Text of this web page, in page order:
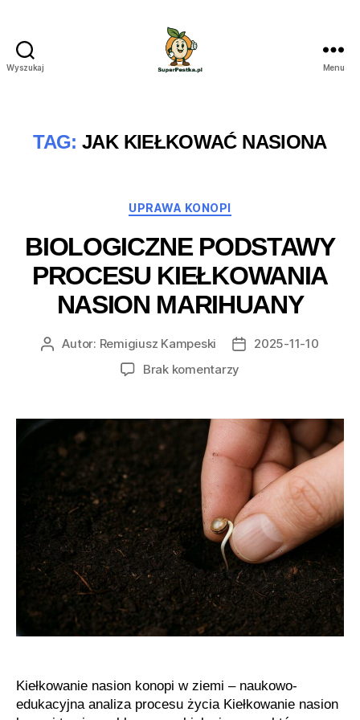
Wyszukaj Menu
TAG: JAK KIEŁKOWAĆ NASIONA
Kategorie
UPRAWA KONOPI
BIOLOGICZNE PODSTAWY
PROCESU KIEŁKOWANIA
NASION MARIHUANY
AutorAutor: Remigiusz Kampeski
Data2025-11-10
Brak komentarzy
procesu
kiełkowania
nasion
marihuany
Kiełkowanie nasion konopi w ziemi – naukowo-
edukacyjna analiza procesu życia Kiełkowanie nasion